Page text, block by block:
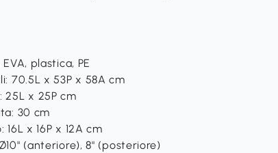
plastica, PE
70.5L x 53P x 58A cm
25L x 25P cm
30 cm
x 16P x 12A cm
(anteriore), 8" (posteriore)